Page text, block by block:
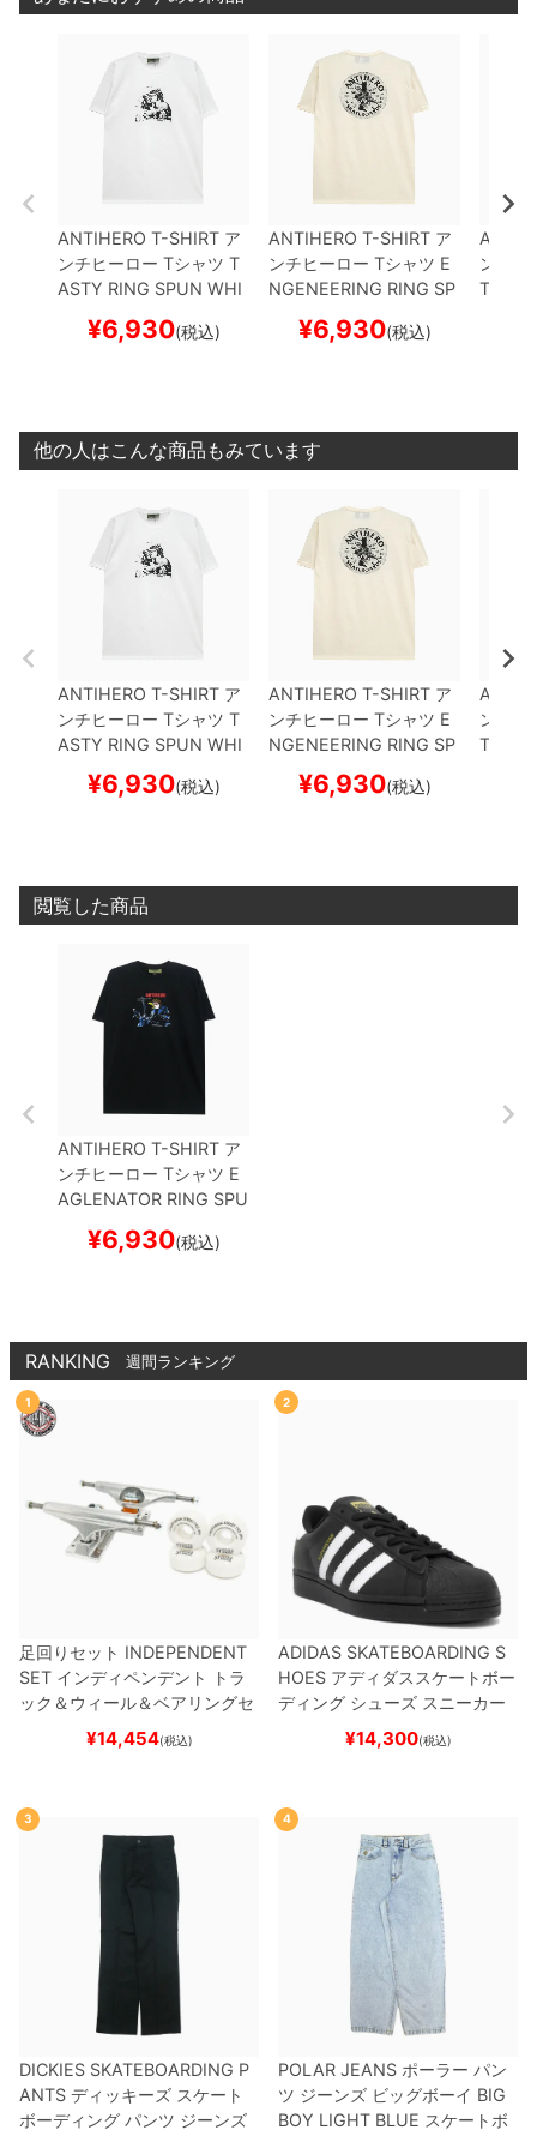
ANTIHERO T-SHIRT ア
ンチヒーロー Tシャツ T
ASTY RING SPUN WHI
ボー¥6,930(税込)
ANTIHERO T-SHIRT ア
ンチヒーロー Tシャツ E
NGENEERING RING SP
ード スケボー
¥6,930(税込)
ンチヒ
他の人はこんな商品もみています
ANTIHERO T-SHIRT ア
ンチヒーロー Tシャツ T
ASTY RING SPUN WHI
スケートボード スケ
ボー¥6,930(税込)
ANTIHERO T-SHIRT ア
ンチヒーロー Tシャツ E
NGENEERING RING SP
CREAMスケートボ
ード スケボー
¥6,930(税込)
ンチヒ
閲覧した商品
ANTIHERO T-SHIRT ア
ンチヒーロー Tシャツ E
AGLENATOR RING SPU
ド スケボー
¥6,930(税込)
RANKING 週間ランキング
1
足回りセット INDEPENDENT
SET インディペンデント
トラ
ック＆ウィール＆ベアリングセ
（トリック用）
ード スケボー
¥14,454(税込)
2
ADIDAS SKATEBOARDING S
HOES アディダススケートボー
ディング シューズ スニーカー
スーパースター SUPERSTAR A
BLACK/WHITE/WHITE
ー
¥14,300(税込)
3
DICKIES SKATEBOARDING P
ANTS ディッキーズ スケート
ボーディング パンツ ジーンズ
4
POLAR JEANS ポーラー パン
ツ ジーンズ ビッグボーイ BIG
BOY LIGHT BLUE スケートボ